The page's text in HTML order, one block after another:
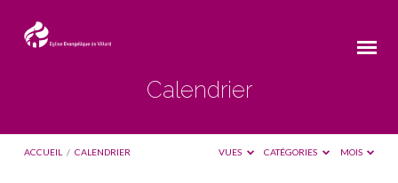
Calendrier
ACCUEIL / CALENDRIER VUES CATÉGORIES MOIS